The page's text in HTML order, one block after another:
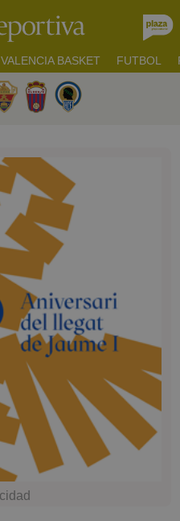
VALENCIA BASKET FUTBOL